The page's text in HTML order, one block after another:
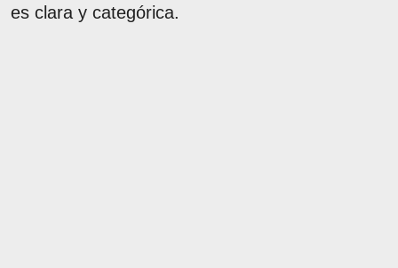
es clara y categórica.